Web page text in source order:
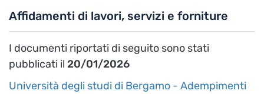
Affidamenti di lavori, servizi e forniture
I documenti riportati di seguito sono stati
pubblicati il 20/01/2026
Università degli studi di Bergamo - Adempimenti